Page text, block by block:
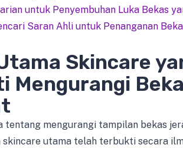
untuk Penyembuhan Luka Bekas
Saran Ahli untuk Penanganan
Skincare
Mengurangi
tentang mengurangi tampilan bekas
skincare utama telah terbukti secara